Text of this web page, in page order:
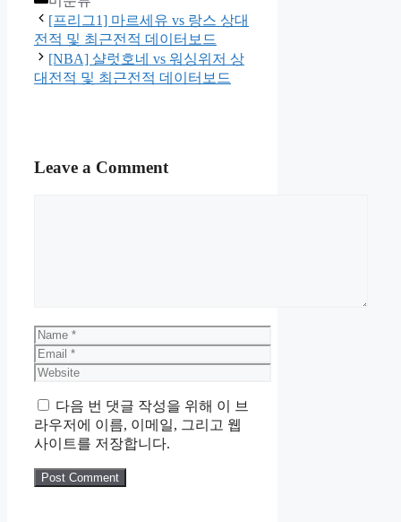
[프리그1] 마르세유 vs 랑스 상대
전적 및 최근전적 데이터보드
[NBA] 샬럿호네 vs 워싱위저 상
대전적 및 최근전적 데이터보드
Leave a Comment
Name
Email
Website
다음 번 댓글 작성을 위해 이 브
라우저에 이름, 이메일, 그리고 웹
사이트를 저장합니다.